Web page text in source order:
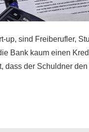
up, sind Freiberufler,
Bank kaum einen
dass der Schuldner